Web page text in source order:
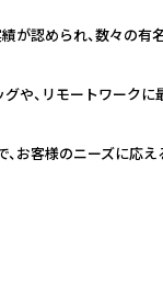
が認められ、数々の
、リモートワークに
お客様のニーズに応